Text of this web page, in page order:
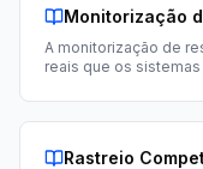
Monitorização
A monitorização de
reais que os
Rastreio